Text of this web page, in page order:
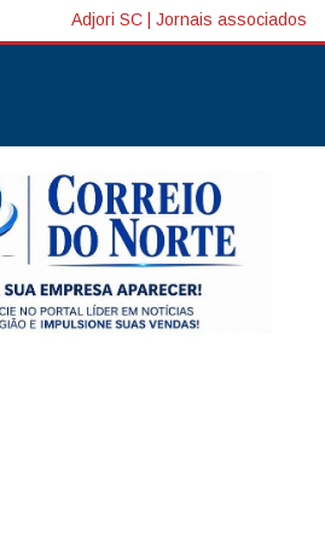
Adjori SC Jornais associados